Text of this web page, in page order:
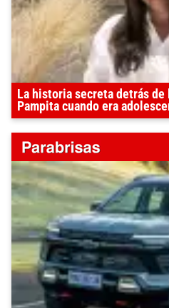
La historia secreta detrás
Pampita cuando era